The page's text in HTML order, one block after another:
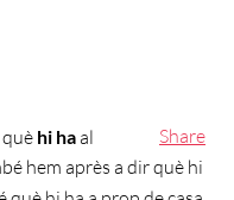
Share
hi haal
hem après a dir què hi